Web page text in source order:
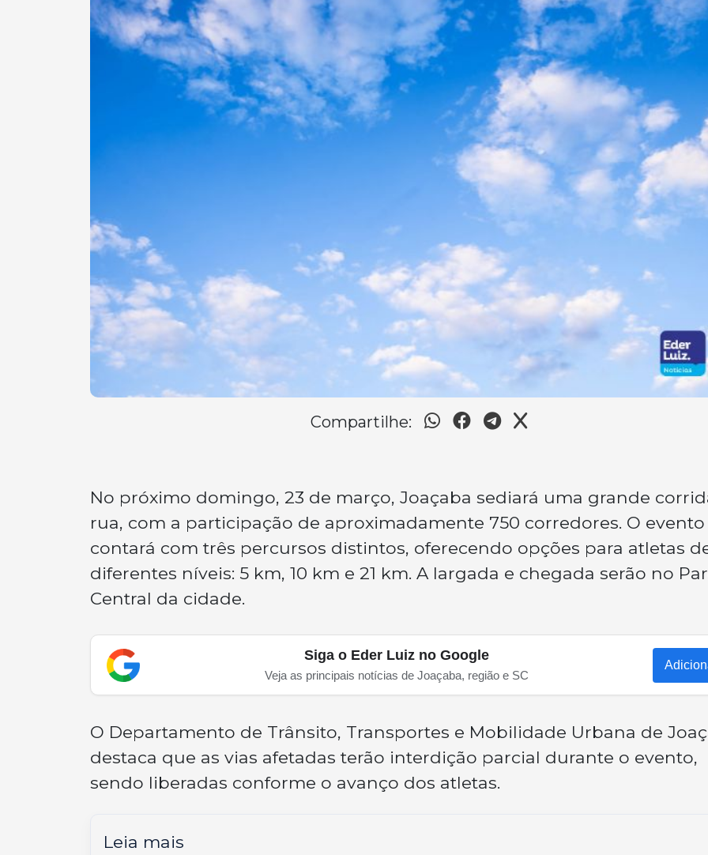
Compartilhe:
No próximo domingo, 23 de março, Joaçaba sediará uma grande
rua, com a participação de aproximadamente 750 corredores. O evento
contará com três percursos distintos, oferecendo opções para atletas
diferentes níveis: 5 km, 10 km e 21 km. A largada e chegada serão no
Central da cidade.
Siga o Eder Luiz no Google
Veja as principais notícias de Joaçaba, região e SC
O Departamento de Trânsito, Transportes e Mobilidade Urbana de
destaca que as vias afetadas terão interdição parcial durante o evento,
sendo liberadas conforme o avanço dos atletas.
Leia mais